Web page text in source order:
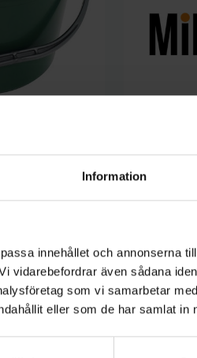
Information
innehållet och annonserna
vidarebefordrar även sådana
som vi samarbetar
eller som de har samlat in